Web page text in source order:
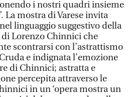
i nostri quadri insieme
La mostra di Varese invita
linguaggio suggestivo della
Lorenzo Chinnici che
scontrarsi con l’astrattismo
e indignata l’emozione
di Chinnici; astratta e
percepita attraverso le
in un ‘opera mostra un